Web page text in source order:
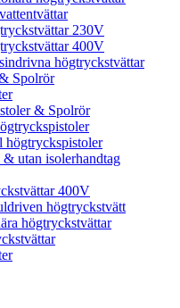
230V
400V
högtryckstvättar
Spolrör
& Spolrör
högtryckspistoler
& utan isolerhandtag
400V
högtryckstvätt
högtryckstvättar